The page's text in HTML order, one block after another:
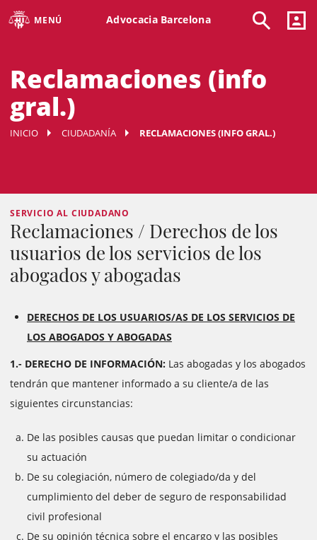
MENÚ Advocacia Barcelona
Reclamaciones (info
gral.)
INICIO CIUDADANÍA RECLAMACIONES (INFO GRAL.)
SERVICIO AL CIUDADANO
Reclamaciones / Derechos de los
usuarios de los servicios de los
abogados y abogadas
DERECHOS DE LOS USUARIOS/AS DE LOS SERVICIOS DE
LOS ABOGADOS Y ABOGADAS
1.- DERECHO DE INFORMACIÓN: Las abogadas y los abogados
tendrán que mantener informado a su cliente/a de las
siguientes circunstancias:
De las posibles causas que puedan limitar o condicionar
su actuación
De su colegiación, número de colegiado/da y del
cumplimiento del deber de seguro de responsabilidad
civil profesional
De su opinión técnica sobre el encargo y las posibles